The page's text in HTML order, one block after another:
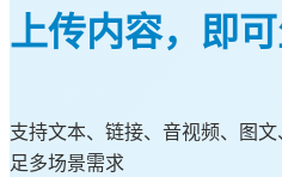
上传内容，即
支持文本、链接、音视频、图
足多场景需求